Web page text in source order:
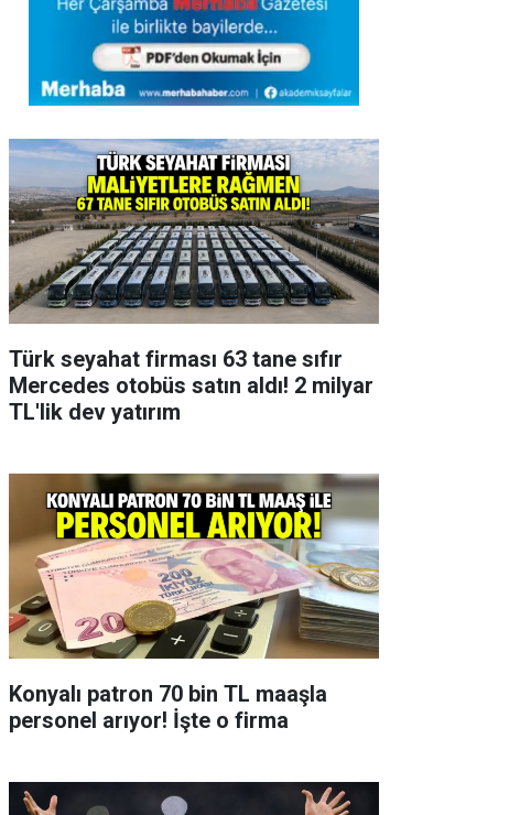
Türk seyahat firması 63 tane sıfır
Mercedes otobüs satın aldı! 2 milyar
TL'lik dev yatırım
Konyalı patron 70 bin TL maaşla
personel arıyor! İşte o firma